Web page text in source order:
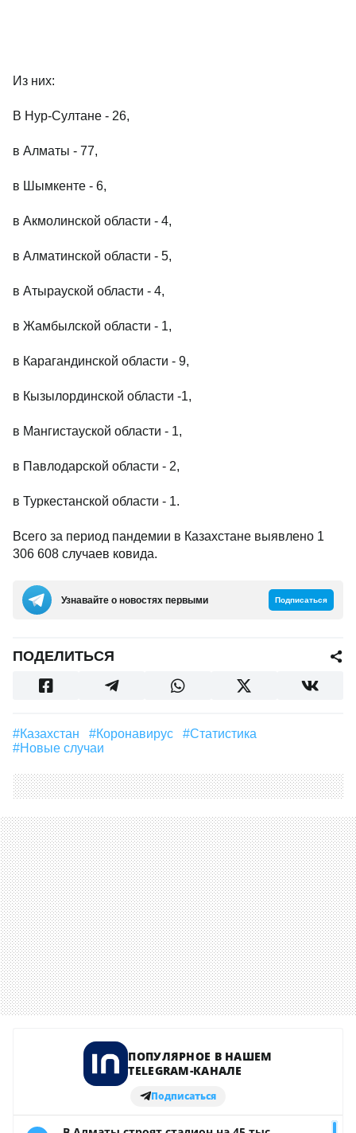
Из них:
В Нур-Султане - 26,
в Алматы - 77,
в Шымкенте - 6,
в Акмолинской области - 4,
в Алматинской области - 5,
в Атырауской области - 4,
в Жамбылской области - 1,
в Карагандинской области - 9,
в Кызылординской области -1,
в Мангистауской области - 1,
в Павлодарской области - 2,
в Туркестанской области - 1.
Всего за период пандемии в Казахстане выявлено 1
306 608 случаев ковида.
Узнавайте о новостях первыми Подписаться
ПОДЕЛИТЬСЯ
#Казахстан #Коронавирус
#Статистика
#новые случаи